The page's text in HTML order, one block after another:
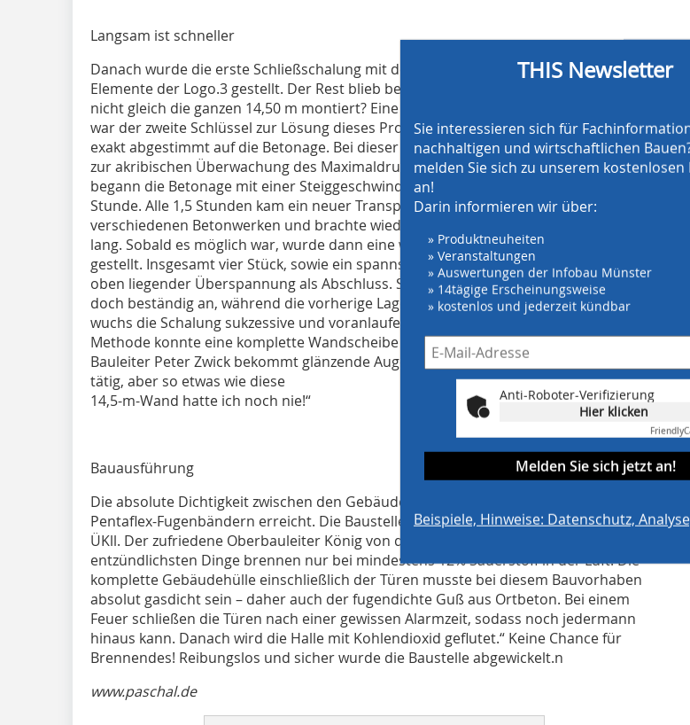
Langsam ist schneller
Danach wurde die erste Schließschalung mit der ersten waagerechten Reihe 3,40-m-
Elemente der Logo.3 gestellt. Der Rest blieb bereit gehalten. Warum aber wurden
nicht gleich die ganzen 14,50 m montiert? Eine geeignete, spezielle Betonrezeptur
war der zweite Schlüssel zur Lösung dieses Problems. Das Abbindeverhalten war
exakt abgestimmt auf die Betonage. Bei dieser Höhe wurden mehrere Druckdosen
zur akribischen Überwachung des Maximaldrucks von 70kN/m² eingebaut. So
begann die Betonage mit einer Steiggeschwindigkeit von 2,0 m Frischbeton pro
Stunde. Alle 1,5 Stunden kam ein neuer Transporter aus insgesamt zwei
verschiedenen Betonwerken und brachte wieder 8 t Fracht mit. Einen ganzen Tag
lang. Sobald es möglich war, wurde dann eine weitere Reihe mit 3,40-m-Elementen
gestellt. Insgesamt vier Stück, sowie ein spannstellenloses Ausgleichselement mit
oben liegender Überspannung als Abschluss. So stieg die Betonoberkante langsam,
doch beständig an, während die vorherige Lage Beton langsam abband. Daneben
wuchs die Schalung sukzessive und voranlaufend nach. Mit dieser wirtschaftlichen
Methode konnte eine komplette Wandscheibe aus einem einzigen Guss entstehen.
Bauleiter Peter Zwick bekommt glänzende Augen. „30 Jahre bin ich nun auf dem Bau
tätig, aber so etwas wie diese
14,5-m-Wand hatte ich noch nie!“
Bauausführung
Die absolute Dichtigkeit zwischen den Gebäudeteilen wurde mit innenliegenden
Pentaflex-Fugenbändern erreicht. Die Baustelle wurde ständig güteüberwacht nach
ÜKll. Der zufriedene Oberbauleiter König von der Vollack GmbH erläutert: „Selbst die
entzündlichsten Dinge brennen nur bei mindestens 12% Sauerstoff in der Luft. Die
komplette Gebäudehülle einschließlich der Türen musste bei diesem Bauvorhaben
absolut gasdicht sein – daher auch der fugendichte Guß aus Ortbeton. Bei einem
Feuer schließen die Türen nach einer gewissen Alarmzeit, sodass noch jedermann
hinaus kann. Danach wird die Halle mit Kohlendioxid geflutet.“ Keine Chance für
Brennendes! Reibungslos und sicher wurde die Baustelle abgewickelt.n
www.paschal.de
THIS Newsletter
Sie interessieren sich für
nachhaltigen und wirtschaftlichen
melden Sie sich zu unserem
an!
Darin informieren wir über:
» Produktneuheiten
» Veranstaltungen
» Auswertungen der Infobau Münster
» 14tägige Erscheinungsweise
» kostenlos und jederzeit kündbar
Anti-Roboter-Verifizierung
Hier klicken
Friendly
Melden Sie sich jetzt an!
Beispiele, Hinweise: Datenschutz,